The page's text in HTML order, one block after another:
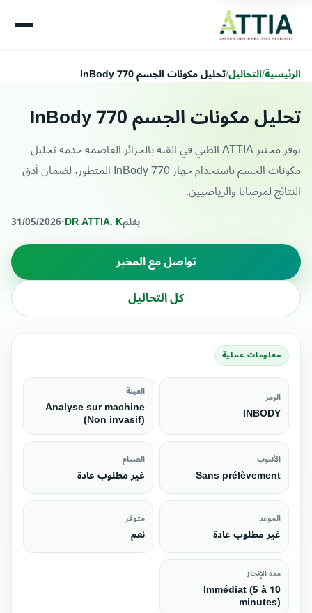
الرئيسية/التحاليل/تحليل مكونات الجسم InBody 770
تحليل مكونات الجسم InBody 770
يوفر مختبر ATTIA الطبي في القبة بالجزائر العاصمة خدمة تحليل
مكونات الجسم باستخدام جهاز InBody 770 المتطور، لضمان أدق
النتائج لمرضانا والرياضيين.
بقلمDR ATTIA. K
·
31/05/2026
تواصل مع المخبر
كل التحاليل
معلومات عملية
الرمز
INBODY
العينة
Analyse sur machine
(Non invasif)
الأنبوب
Sans prélèvement
الصيام
غير مطلوب عادة
الموعد
غير مطلوب عادة
متوفر
نعم
مدة الإنجاز
Immédiat (5 à 10
minutes)